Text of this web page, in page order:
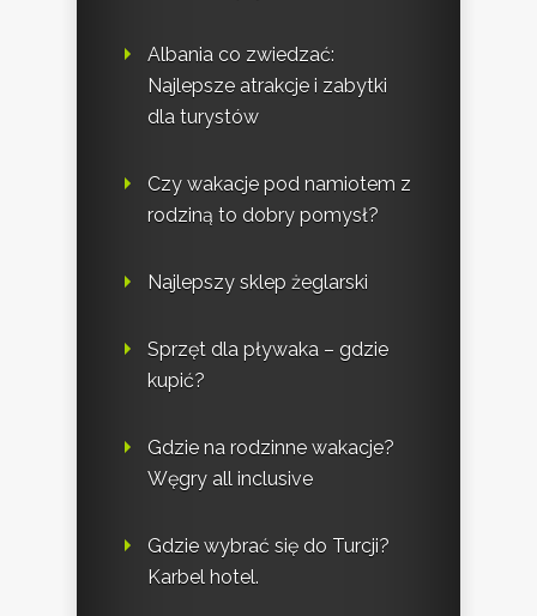
Albania co zwiedzać:
Najlepsze atrakcje i zabytki
dla turystów
Czy wakacje pod namiotem z
rodziną to dobry pomysł?
Najlepszy sklep żeglarski
Sprzęt dla pływaka – gdzie
kupić?
Gdzie na rodzinne wakacje?
Węgry all inclusive
Gdzie wybrać się do Turcji?
Karbel hotel.